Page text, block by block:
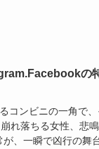
の
コンビニの一角で、
れ落ちる女性、悲鳴
、一瞬で凶行の舞